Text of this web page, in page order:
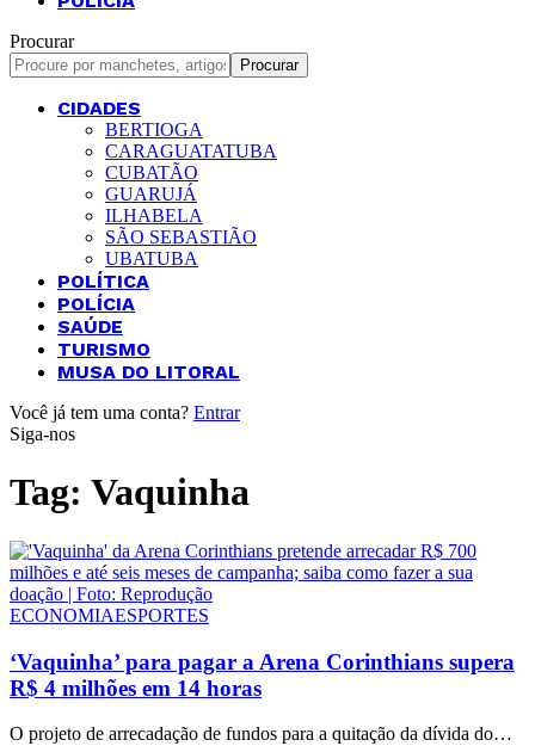
Procurar
CIDADES
BERTIOGA
CARAGUATATUBA
CUBATÃO
GUARUJÁ
ILHABELA
SÃO SEBASTIÃO
UBATUBA
POLÍTICA
POLÍCIA
SAÚDE
TURISMO
MUSA DO LITORAL
Você já tem uma conta? Entrar
Siga-nos
Tag: Vaquinha
ECONOMIAESPORTES
‘Vaquinha’ para pagar a Arena Corinthians supera
R$ 4 milhões em 14 horas
O projeto de arrecadação de fundos para a quitação da dívida do…